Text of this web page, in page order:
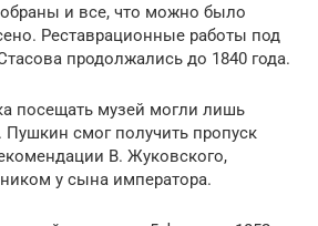
и все, что можно было
Реставрационные работы под
продолжались до 1840 года.
посещать музей могли лишь
смог получить пропуск
В. Жуковского,
у сына императора.